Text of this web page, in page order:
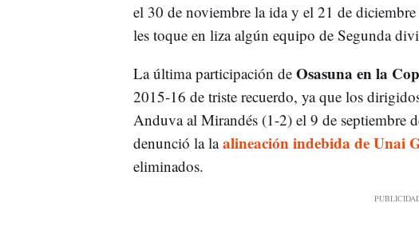
el 30 de noviembre la ida y el 21 de
les toque en liza algún equipo de Segunda
La última participación de Osasuna en la
2015-16 de triste recuerdo, ya que los
Anduva al Mirandés (1-2) el 9 de septiembre
denunció la laalineación indebida de Unai
eliminados.